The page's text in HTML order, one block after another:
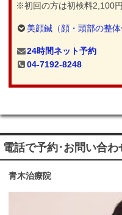
※初回の方は初検料2,100
美顔鍼（顔・頭部の整
24時間ネット予約
04-7192-8248
電話で予約･お問い合わ
青木治療院